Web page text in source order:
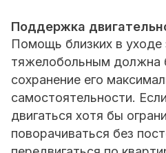
Поддержка
Помощь близких в уходе
тяжелобольным должна
сохранение его
самостоятельности.
двигаться хотя бы
поворачиваться без